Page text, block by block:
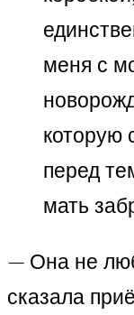
меня с
которую
перед
мать
— Она не
сказала